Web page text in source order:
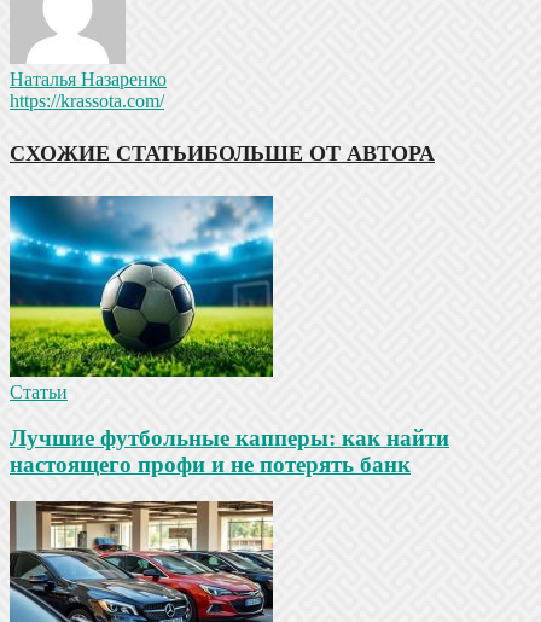
Наталья Назаренко
https://krassota.com/
СХОЖИЕ СТАТЬИБОЛЬШЕ ОТ АВТОРА
Статьи
Лучшие футбольные капперы: как найти
настоящего профи и не потерять банк